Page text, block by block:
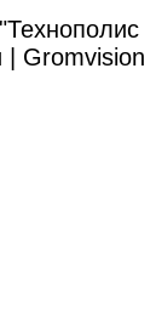
Gromvision